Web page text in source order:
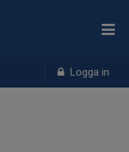
Logga in